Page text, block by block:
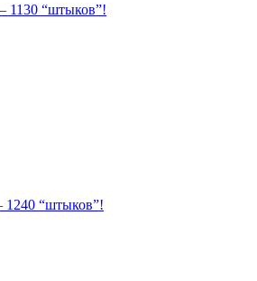
1130 “штыков”!
1240 “штыков”!